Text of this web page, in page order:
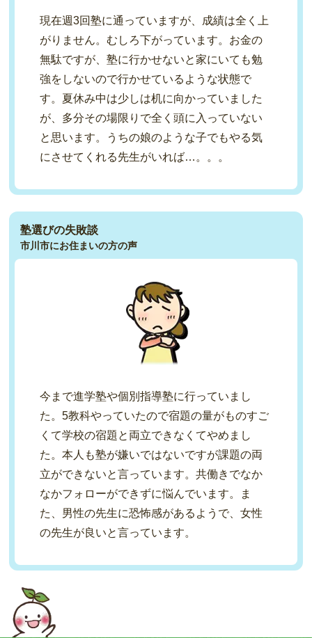
現在週3回塾に通っていますが、成績は全く上
がりません。むしろ下がっています。お金の
無駄ですが、塾に行かせないと家にいても勉
強をしないので行かせているような状態で
す。夏休み中は少しは机に向かっていました
が、多分その場限りで全く頭に入っていない
と思います。うちの娘のような子でもやる気
にさせてくれる先生がいれば…。。。
塾選びの失敗談
市川市にお住まいの方の声
今まで進学塾や個別指導塾に行っていまし
た。5教科やっていたので宿題の量がものすご
くて学校の宿題と両立できなくてやめまし
た。本人も塾が嫌いではないですが課題の両
立ができないと言っています。共働きでなか
なかフォローができずに悩んでいます。ま
た、男性の先生に恐怖感があるようで、女性
の先生が良いと言っています。